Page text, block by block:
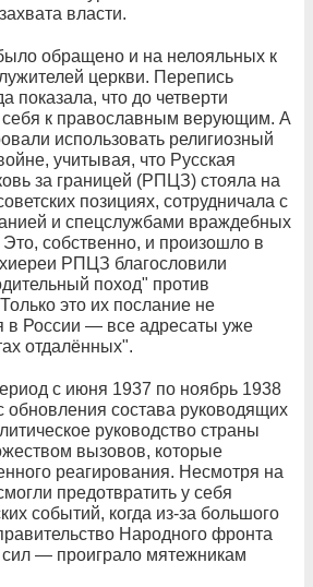
власти.
обращено и на нелояльных к
церкви. Перепись
показала, что до четверти
себя к православным верующим. А
использовать религиозный
учитывая, что Русская
за границей (РПЦЗ) стояла на
позициях, сотрудничала с
и спецслужбами враждебных
Это, собственно, и произошло в
РПЦЗ благословили
поход" против
это их послание не
в России — все адресаты уже
отдалённых".
с июня 1937 по ноябрь 1938
обновления состава руководящих
руководство страны
вызовов, которые
реагирования. Несмотря на
предотвратить у себя
событий, когда из-за большого
Народного фронта
— проиграло мятежникам